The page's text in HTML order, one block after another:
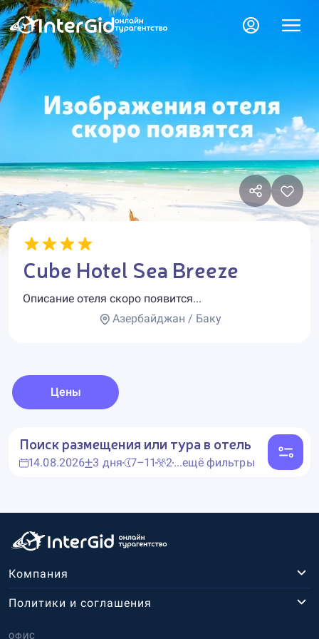
Cube Hotel Sea Breeze
Описание отеля скоро появится...
Азербайджан / Баку
Цены
Поиск размещения или тура в отель
14.08.2026 3 дня 7–11 2...ещё фильтры
Компания
ОФИС
Политики и соглашения